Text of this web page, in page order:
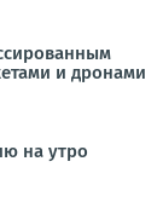
и дронами
на утро